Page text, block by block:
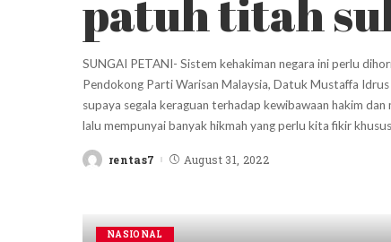
patuh titah
SUNGAI PETANI- Sistem kehakiman negara ini perlu
Pendokong Parti Warisan Malaysia, Datuk Mustaffa
supaya segala keraguan terhadap kewibawaan hakim
lalu mempunyai banyak hikmah yang perlu kita fikir
Postedrentas7 August 31, 2022
NASIONAL